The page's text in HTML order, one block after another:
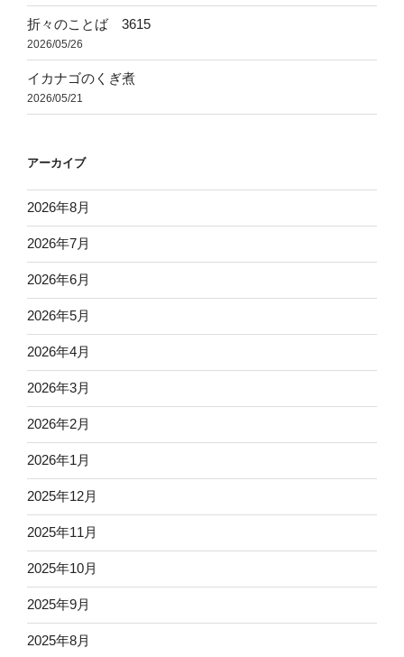
折々のことば 3615
2026/05/26
イカナゴのくぎ煮
2026/05/21
アーカイブ
2026年8月
2026年7月
2026年6月
2026年5月
2026年4月
2026年3月
2026年2月
2026年1月
2025年12月
2025年11月
2025年10月
2025年9月
2025年8月